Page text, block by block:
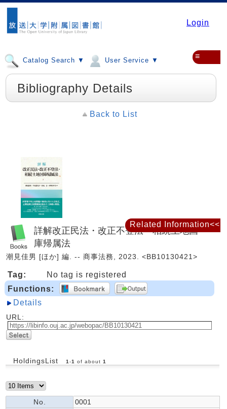
Login
Catalog Search ▼ User Service ▼ ≡
Bibliography Details
Back to List
詳解改正民法・改正不登法・相続土地国
庫帰属法
潮見佳男 [ほか] 編. -- 商事法務, 2023. <BB10130421>
Tag:
No tag is registered
Functions:
Details
URL:
HoldingsList 1 -1 of about 1
No.
0001
Related Information<<